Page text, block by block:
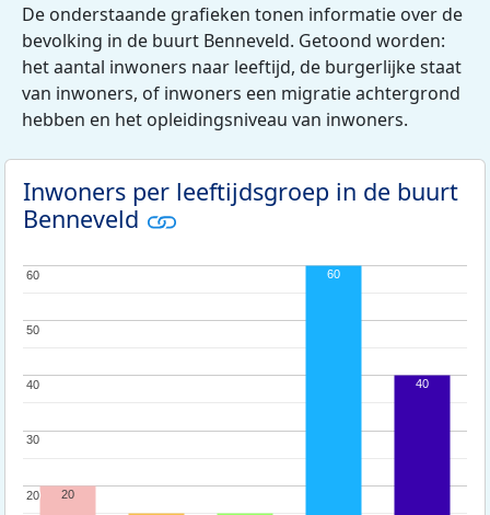
De onderstaande grafieken tonen informatie over de
bevolking in de buurt Benneveld. Getoond worden:
het aantal inwoners naar leeftijd, de burgerlijke staat
van inwoners, of inwoners een migratie achtergrond
hebben en het opleidingsniveau van inwoners.
Inwoners per leeftijdsgroep in de buurt
Benneveld
20
20
30
30
40
40
50
50
60
60
20
60
40